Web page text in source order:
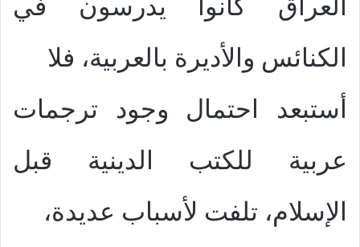
العراق كانوا يدرسون في
الكنائس والأديرة بالعربية، فلا
أستبعد احتمال وجود ترجمات
عربية للكتب الدينية قبل
الإسلام، تلفت لأسباب عديدة،